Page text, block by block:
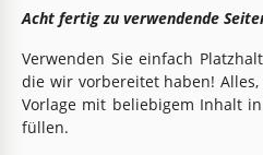
Acht fertig zu verwendende
Verwenden Sie einfach
die wir vorbereitet haben!
Vorlage mit beliebigem Inhalt
füllen.